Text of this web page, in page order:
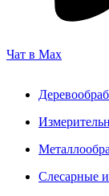
Чат в Max
Слесарные